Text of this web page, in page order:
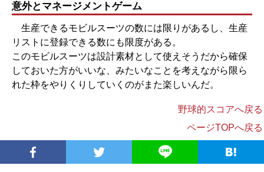
意外とマネージメントゲーム
生産できるモビルスーツの数には限りがあるし、生産
リストに登録できる数にも限度がある。
このモビルスーツは設計素材として使えそうだから確保
しておいた方がいいな、みたいなことを考えながら限ら
れた枠をやりくりしていくのがまた楽しいんだ。
野球的スコアへ戻る
ページTOPへ戻る